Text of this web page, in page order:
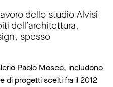
dello studio Alvisi
dell’architettura,
spesso
Paolo Mosco, includono
di progetti scelti fra il 2012